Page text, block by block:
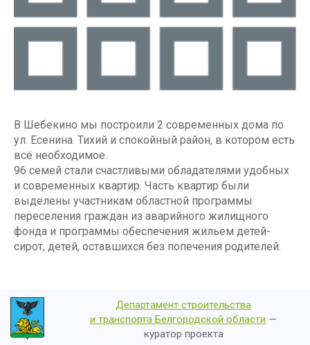
В Шебекино мы построили 2 современных дома по
ул. Есенина. Тихий и спокойный район, в котором есть
всё необходимое.
96 семей стали счастливыми обладателями удобных
и современных квартир. Часть квартир были
выделены участникам областной программы
переселения граждан из аварийного жилищного
фонда и программы обеспечения жильем детей-
сирот, детей, оставшихся без попечения родителей.
Департамент строительства
и транспорта Белгородской области —
куратор проекта